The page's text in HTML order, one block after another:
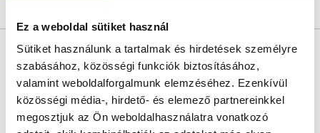
Ez a weboldal sütiket használ
Sütiket használunk a tartalmak és hirdetések személyre
szabásához, közösségi funkciók biztosításához,
valamint weboldalforgalmunk elemzéséhez. Ezenkívül
közösségi média-, hirdető- és elemező partnereinkkel
megosztjuk az Ön weboldalhasználatra vonatkozó
orvos, aki jogszabályok szerinti szakorvosi szakképesítés
megszerzésére irányuló képzésben vesz részt. Ezen orvosok által
felelősséggel tartozik és azt közvetlenül felügyeli az egészségügyi
szolgáltató szakorvosa az első részvizsgáig, utána pedig a
szakorvosjelölt önállóan láthat el feladatokat. A foglaljorvost.hu
felelősségét kizárja esetleges névazonosságért bármely szakorvos